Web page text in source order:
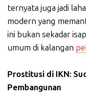
ternyata juga jadi
modern yang
ini bukan sekadar
umum di kalangan
Prostitusi di IKN:
Pembangunan